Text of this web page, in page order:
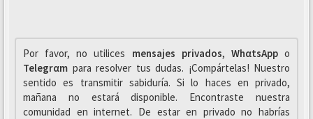
Por favor, no utilices mensajes privados, WhαtsAppo
Telegrαm para resolver tus dudas. ¡Compártelas! Nuestro
sentido es transmitir sabiduría. Si lo haces en privado,
mañana no estará disponible. Encontraste nuestra
comunidad en internet. De estar en privado no habrías